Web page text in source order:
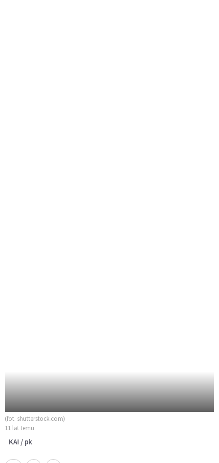
(fot. shutterstock.com)
11 lat temu
KAI / pk